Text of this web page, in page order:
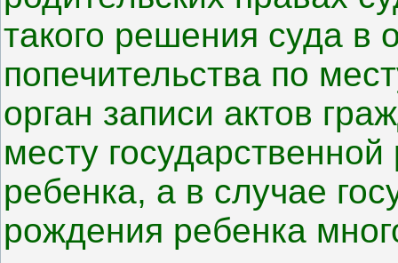
такого решения суда в
попечительства по
орган записи актов
месту
ребенка, а в случае
рождения ребенка